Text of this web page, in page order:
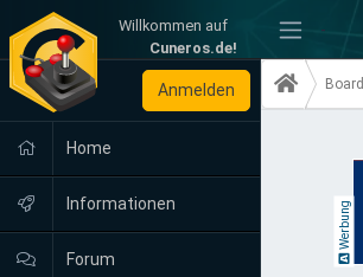
Willkommen auf
Cuneros.de!
-
Anmelden
Home
Informationen
Forum
Board
Werbung